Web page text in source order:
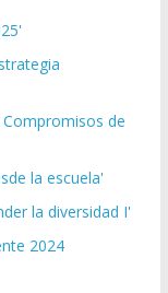
Compromisos de
la escuela'
la diversidad I'
2024